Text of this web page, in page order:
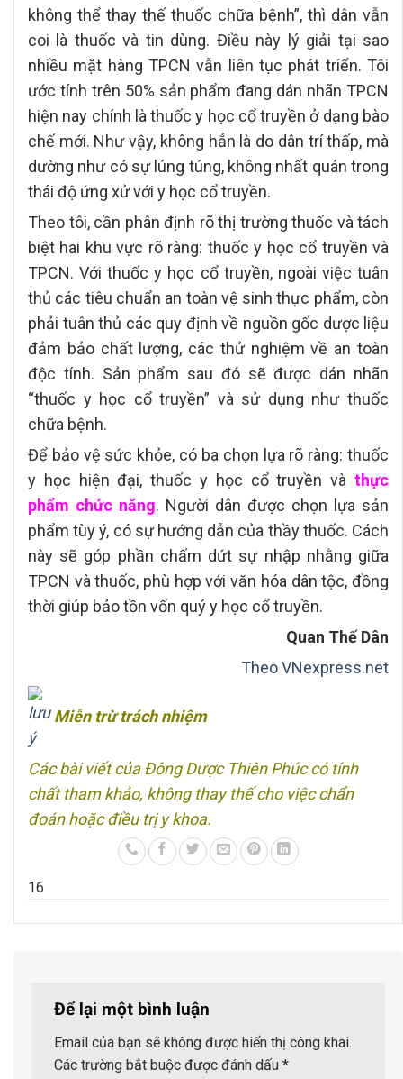
không thể thay thế thuốc chữa bệnh”, thì dân vẫn
coi là thuốc và tin dùng. Điều này lý giải tại sao
nhiều mặt hàng TPCN vẫn liên tục phát triển. Tôi
ước tính trên 50% sản phẩm đang dán nhãn TPCN
hiện nay chính là thuốc y học cổ truyền ở dạng bào
chế mới. Như vậy, không hẳn là do dân trí thấp, mà
dường như có sự lúng túng, không nhất quán trong
thái độ ứng xử với y học cổ truyền.
Theo tôi, cần phân định rõ thị trường thuốc và tách
biệt hai khu vực rõ ràng: thuốc y học cổ truyền và
TPCN. Với thuốc y học cổ truyền, ngoài việc tuân
thủ các tiêu chuẩn an toàn vệ sinh thực phẩm, còn
phải tuân thủ các quy định về nguồn gốc dược liệu
đảm bảo chất lượng, các thử nghiệm về an toàn
độc tính. Sản phẩm sau đó sẽ được dán nhãn
“thuốc y học cổ truyền” và sử dụng như thuốc
chữa bệnh.
Để bảo vệ sức khỏe, có ba chọn lựa rõ ràng: thuốc
y học hiện đại, thuốc y học cổ truyền và thực
phẩm chức năng. Người dân được chọn lựa sản
phẩm tùy ý, có sự hướng dẫn của thầy thuốc. Cách
này sẽ góp phần chấm dứt sự nhập nhằng giữa
TPCN và thuốc, phù hợp với văn hóa dân tộc, đồng
thời giúp bảo tồn vốn quý y học cổ truyền.
Quan Thế Dân
Theo VNexpress.net
Miễn trừ trách nhiệm
Các bài viết của Đông Dược Thiên Phúc có tính
chất tham khảo, không thay thế cho việc chẩn
đoán hoặc điều trị y khoa.
16
Để lại một bình luận
Email của bạn sẽ không được hiển thị công khai.
Các trường bắt buộc được đánh dấu *